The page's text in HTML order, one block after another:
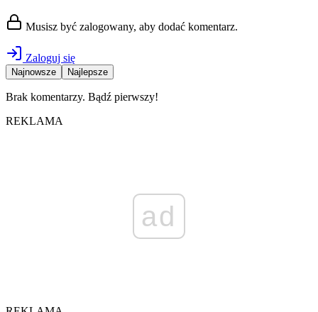
Musisz być zalogowany, aby dodać komentarz.
Zaloguj się
Najnowsze Najlepsze
Brak komentarzy. Bądź pierwszy!
REKLAMA
ad